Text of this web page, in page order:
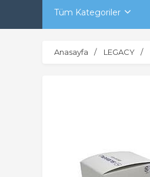
Tüm Kategoriler
Anasayfa LEGACY